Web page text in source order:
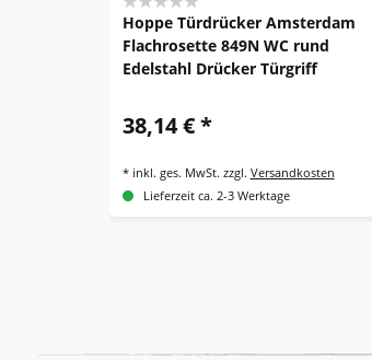
Hoppe Türdrücker Amsterdam
Flachrosette 849N WC rund
Edelstahl Drücker Türgriff
38,14 € *
* inkl. ges. MwSt. zzgl. Versandkosten
Lieferzeit ca. 2-3 Werktage